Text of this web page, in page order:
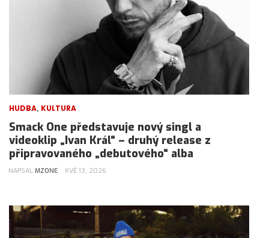
HUDBA, KULTURA
Smack One představuje nový singl a
videoklip „Ivan Král“ – druhý release z
připravovaného „debutového“ alba
NAPSAL MZONE KVĚ 13, 2026